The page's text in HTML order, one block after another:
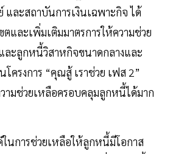
ละสถาบันการเงินเฉพาะกิจ ได้
และเพิ่มเติมมาตรการให้ความช่วย
ละลูกหนี้วิสาหกิจขนาดกลางและ
โครงการ “คุณสู้ เราช่วย เฟส 2”
ามช่วยเหลือครอบคลุมลูกหนี้ได้มาก
ในการช่วยเหลือให้ลูกหนี้มีโอกาส